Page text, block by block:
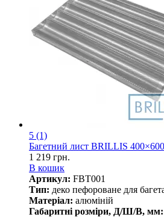
5 (1)
Багетний лист BRILLIS
1 219 грн.
В кошик
Артикул: FBT001
Тип: деко пефороване для
Матеріал: алюміній
Габаритні розміри, Д/Ш/В, мм: